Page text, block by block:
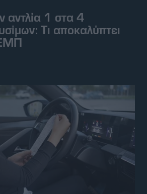
αντλία 1 στα 4
Τι αποκαλύπτει